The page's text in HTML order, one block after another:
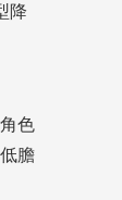
降
色
膽